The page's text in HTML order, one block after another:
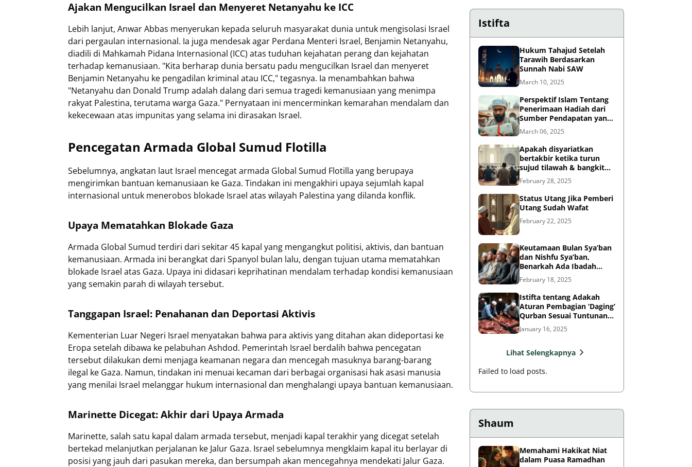
Ajakan Mengucilkan Israel dan Menyeret Netanyahu ke ICC
Lebih lanjut, Anwar Abbas menyerukan kepada seluruh masyarakat dunia untuk mengisolasi Israel
dari pergaulan internasional. Ia juga mendesak agar Perdana Menteri Israel, Benjamin Netanyahu,
diadili di Mahkamah Pidana Internasional (ICC) atas tuduhan kejahatan perang dan kejahatan
terhadap kemanusiaan. "Kita berharap dunia bersatu padu mengucilkan Israel dan menyeret
Benjamin Netanyahu ke pengadilan kriminal atau ICC," tegasnya. Ia menambahkan bahwa
"Netanyahu dan Donald Trump adalah dalang dari semua tragedi kemanusiaan yang menimpa
rakyat Palestina, terutama warga Gaza." Pernyataan ini mencerminkan kemarahan mendalam dan
kekecewaan atas impunitas yang selama ini dirasakan Israel.
Pencegatan Armada Global Sumud Flotilla
Sebelumnya, angkatan laut Israel mencegat armada Global Sumud Flotilla yang berupaya
mengirimkan bantuan kemanusiaan ke Gaza. Tindakan ini mengakhiri upaya sejumlah kapal
internasional untuk menerobos blokade Israel atas wilayah Palestina yang dilanda konflik.
Upaya Mematahkan Blokade Gaza
Armada Global Sumud terdiri dari sekitar 45 kapal yang mengangkut politisi, aktivis, dan bantuan
kemanusiaan. Armada ini berangkat dari Spanyol bulan lalu, dengan tujuan utama mematahkan
blokade Israel atas Gaza. Upaya ini didasari keprihatinan mendalam terhadap kondisi kemanusiaan
yang semakin parah di wilayah tersebut.
Tanggapan Israel: Penahanan dan Deportasi Aktivis
Kementerian Luar Negeri Israel menyatakan bahwa para aktivis yang ditahan akan dideportasi ke
Eropa setelah dibawa ke pelabuhan Ashdod. Pemerintah Israel berdalih bahwa pencegatan
tersebut dilakukan demi menjaga keamanan negara dan mencegah masuknya barang-barang
ilegal ke Gaza. Namun, tindakan ini menuai kecaman dari berbagai organisasi hak asasi manusia
yang menilai Israel melanggar hukum internasional dan menghalangi upaya bantuan kemanusiaan.
Marinette Dicegat: Akhir dari Upaya Armada
Marinette, salah satu kapal dalam armada tersebut, menjadi kapal terakhir yang dicegat setelah
bertekad melanjutkan perjalanan ke Jalur Gaza. Israel sebelumnya mengklaim kapal itu berlayar di
posisi yang jauh dari pasukan mereka, dan bersumpah akan mencegahnya mendekati Jalur Gaza.
Istifta
Hukum Tahajud Setelah
Tarawih Berdasarkan
Sunnah Nabi SAW
March 10, 2025
Perspektif Islam Tentang
Penerimaan Hadiah dari
Sumber Pendapatan yang
Tidak Halal
March 06, 2025
Apakah disyariatkan
bertakbir ketika turun
sujud tilawah & bangkit
dari sujud tilawah yang
dilakukan dalam shalat?
February 28, 2025
Status Utang Jika Pemberi
Utang Sudah Wafat
February 22, 2025
Keutamaan Bulan Sya’ban
dan Nishfu Sya’ban,
Benarkah Ada Ibadah
Khusus?
February 18, 2025
Istifta tentang Adakah
Aturan Pembagian ‘Daging’
Qurban Sesuai Tuntunan
Rasulullah?
January 16, 2025
Lihat Selengkapnya
Failed to load posts.
Shaum
Memahami Hakikat Niat
dalam Puasa Ramadhan